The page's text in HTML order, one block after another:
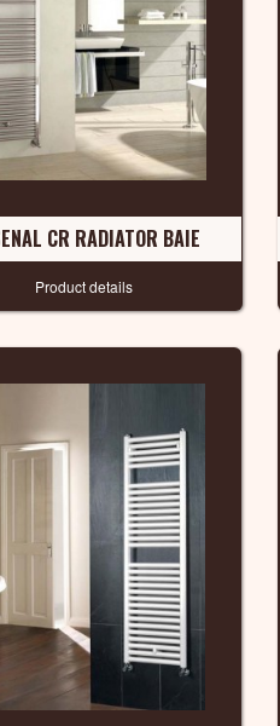
CR RADIATOR BAIE
Product details